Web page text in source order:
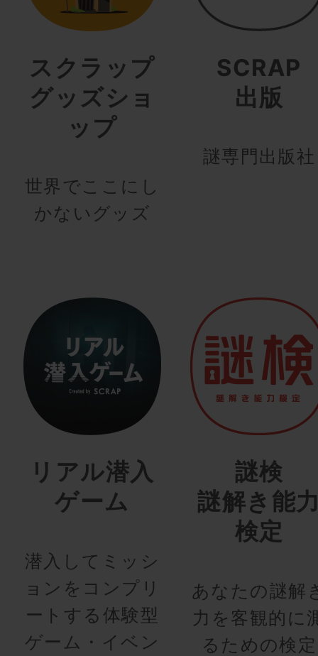
スクラップ
グッズショ
ップ
世界でここにし
かないグッズ
SCRAP
出版
謎専門出版社
リアル潜入
ゲーム
潜入してミッシ
ョンをコンプリ
ートする体験型
ゲーム・イベン
謎検
謎解き能
検定
あなたの謎解
力を客観的に
るための検定